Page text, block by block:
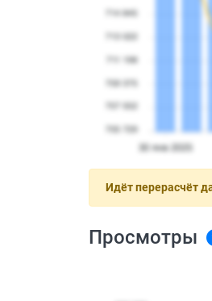
Идёт перерасчёт
Просмотры